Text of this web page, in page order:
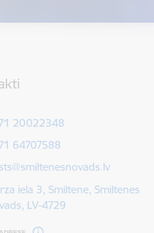
20022348
64707588
iela 3, Smiltene, Smiltenes
LV-4729